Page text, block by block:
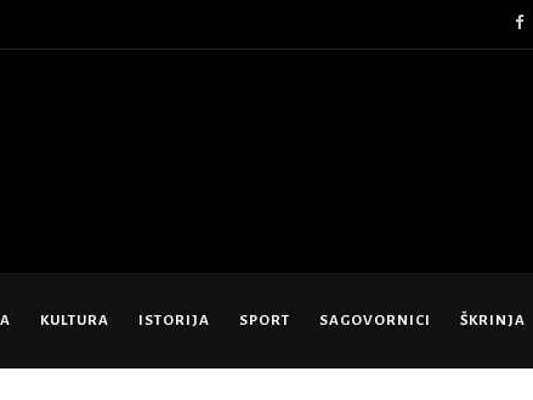
KULTURA ISTORIJA SPORT SAGOVORNICI ŠKRINJA